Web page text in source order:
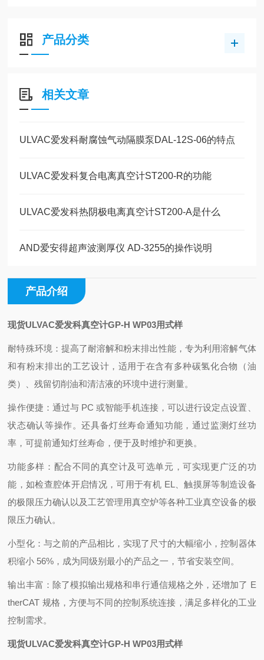
产品分类
相关文章
ULVAC爱发科耐腐蚀气动隔膜泵DAL-12S-06的特点
ULVAC爱发科复合电离真空计ST200-R的功能
ULVAC爱发科热阴极电离真空计ST200-A是什么
AND爱安得超声波测厚仪 AD-3255的操作说明
产品介绍
现货ULVAC爱发科真空计GP-H WP03用式样
耐特殊环境：提高了耐溶解和粉末排出性能，专为利用溶解气体
和有粉末排出的工艺设计，适用于在含有多种碳氢化合物（油
类）、残留切削油和清洁液的环境中进行测量。
操作便捷：通过与 PC 或智能手机连接，可以进行设定点设置、
状态确认等操作。还具备灯丝寿命通知功能，通过监测灯丝功
率，可提前通知灯丝寿命，便于及时维护和更换。
功能多样：配合不同的真空计及可选单元，可实现更广泛的功
能，如检查腔体开启情况，可用于有机 EL、触摸屏等制造设备
的极限压力确认以及工艺管理用真空炉等各种工业真空设备的极
限压力确认。
小型化：与之前的产品相比，实现了尺寸的大幅缩小，控制器体
积缩小 56%，成为同级别最小的产品之一，节省安装空间。
输出丰富：除了模拟输出规格和串行通信规格之外，还增加了 E
therCAT 规格，方便与不同的控制系统连接，满足多样化的工业
控制需求。
现货ULVAC爱发科真空计GP-H WP03用式样